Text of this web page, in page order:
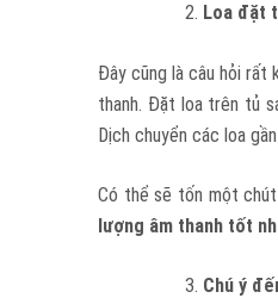
Loa đặt
Đây cũng là câu hỏi rất
thanh. Đặt loa trên tủ
Dịch chuyển các loa
Có thể sẽ tốn một
lượng âm thanh tốt
Chú ý